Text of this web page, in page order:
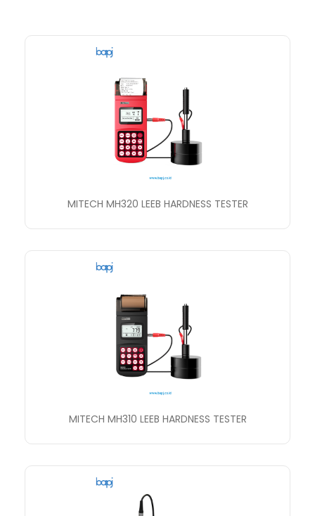
MITECH MH320 LEEB HARDNESS TESTER
MITECH MH310 LEEB HARDNESS TESTER